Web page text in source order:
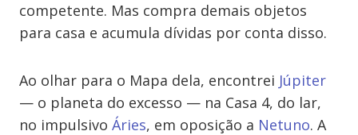
competente. Mas compra demais objetos
para casa e acumula dívidas por conta disso.
Ao olhar para o Mapa dela, encontrei Júpiter
— o planeta do excesso — na Casa 4, do lar,
no impulsivo Áries, em oposição a Netuno. A